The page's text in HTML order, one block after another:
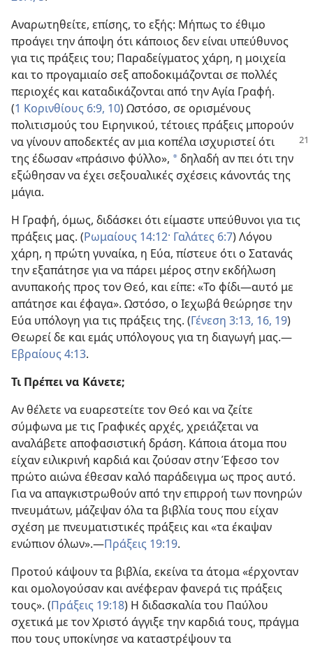
Αναρωτηθείτε, επίσης, το εξής: Μήπως το έθιμο
προάγει την άποψη ότι κάποιος δεν είναι υπεύθυνος
για τις πράξεις του; Παραδείγματος χάρη, η μοιχεία
και το προγαμιαίο σεξ αποδοκιμάζονται σε πολλές
περιοχές και καταδικάζονται από την Αγία Γραφή.
(1 Κορινθίους 6:9, 10) Ωστόσο, σε ορισμένους
πολιτισμούς του Ειρηνικού, τέτοιες πράξεις μπορούν
να γίνουναποδεκτές αν μια κοπέλα ισχυριστεί ότι
της έδωσαν «πράσινο φύλλο», *δηλαδή αν πει ότι την
εξώθησαν να έχει σεξουαλικές σχέσεις κάνοντάς της
μάγια.
Η Γραφή, όμως, διδάσκει ότι είμαστε υπεύθυνοι για τις
πράξεις μας. (Ρωμαίους 14:12· Γαλάτες 6:7) Λόγου
χάρη, η πρώτη γυναίκα, η Εύα, πίστευε ότι ο Σατανάς
την εξαπάτησε για να πάρει μέρος στην εκδήλωση
ανυπακοής προς τον Θεό, και είπε: «Το φίδι​—αυτό με
απάτησε και έφαγα». Ωστόσο, ο Ιεχωβά θεώρησε την
Εύα υπόλογη για τις πράξεις της. (Γένεση 3:13, 16, 19)
Θεωρεί δε και εμάς υπόλογους για τη διαγωγή μας.​—
Εβραίους 4:13.
Τι Πρέπει να Κάνετε;
Αν θέλετε να ευαρεστείτε τον Θεό και να ζείτε
σύμφωνα με τις Γραφικές αρχές, χρειάζεται να
αναλάβετε αποφασιστική δράση. Κάποια άτομα που
είχαν ειλικρινή καρδιά και ζούσαν στην Έφεσο τον
πρώτο αιώνα έθεσαν καλό παράδειγμα ως προς αυτό.
Για να απαγκιστρωθούν από την επιρροή των πονηρών
πνευμάτων, μάζεψαν όλα τα βιβλία τους που είχαν
σχέση με πνευματιστικές πράξεις και «τα έκαψαν
ενώπιον όλων».​—Πράξεις 19:19.
Προτού κάψουν τα βιβλία, εκείνα τα άτομα «έρχονταν
και ομολογούσαν και ανέφεραν φανερά τις πράξεις
τους». (Πράξεις 19:18) Η διδασκαλία του Παύλου
σχετικά με τον Χριστό άγγιξε την καρδιά τους, πράγμα
που τους υποκίνησε να καταστρέψουν τα